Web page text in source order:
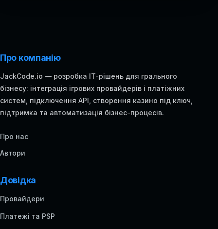
Про компанію
JackCode.io — розробка IT-рішень для грального
бізнесу: інтеграція ігрових провайдерів і платіжних
систем, підключення API, створення казино під ключ,
підтримка та автоматизація бізнес-процесів.
Про нас
Автори
Довідка
Провайдери
Платежі та PSP